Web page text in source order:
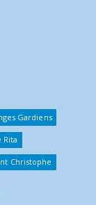
Gardiens
Rita
Christophe